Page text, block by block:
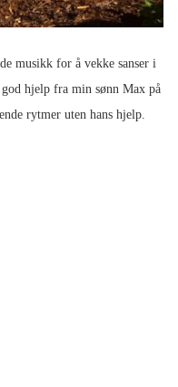
musikk for å vekke sanser i
hjelp fra min sønn Max på
rytmer uten hans hjelp.